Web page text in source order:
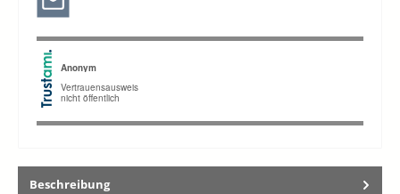
Beschreibung